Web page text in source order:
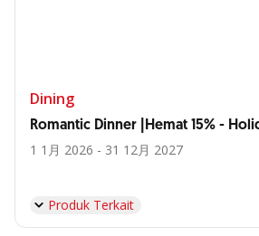
Dining
Romantic Dinner |Hemat 15% -
1 1月 2026 - 31 12月 2027
Produk Terkait